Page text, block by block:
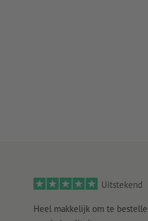
Uitstekend
Heel makkelijk om te